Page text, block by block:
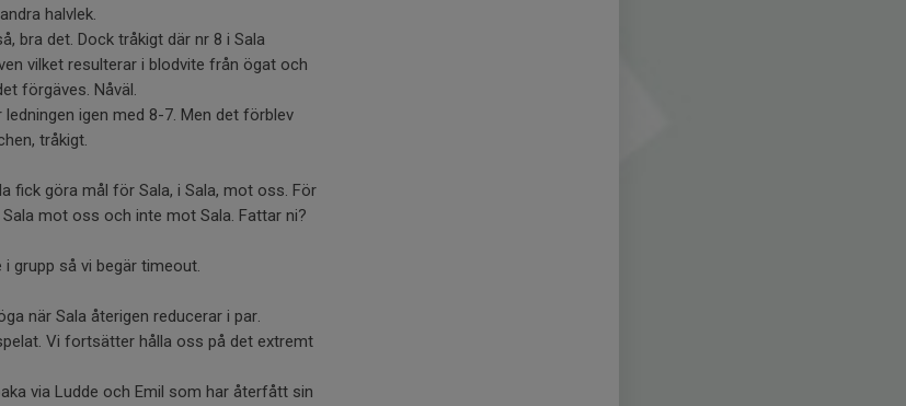
halvlek.
bra det. Dock tråkigt där nr 8 i Sala
vilket resulterar i blodvite från ögat och
förgäves. Nåväl.
igen med 8-7. Men det förblev
tråkigt.
fick göra mål för Sala, i Sala, mot oss. För
mot oss och inte mot Sala. Fattar ni?
grupp så vi begär timeout.
när Sala återigen reducerar i par.
Vi fortsätter hålla oss på det extremt
via Ludde och Emil som har återfått sin